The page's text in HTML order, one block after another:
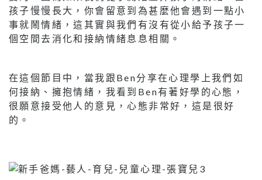
孩子慢慢長大，你會留意到為甚麼他會遇到一點小
事就鬧情緒，這其實與我們有沒有從小給予孩子一
個空間去消化和接納情緒息息相關。
在這個節目中，當我跟Ben分享在心理學上我們如
何接納、擁抱情緒，我看到Ben有著好學的心態，
很願意接受他人的意見，心態非常好，這是很好
的。